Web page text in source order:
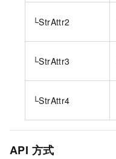
└StrAttr2
└StrAttr3
└StrAttr4
API 方式